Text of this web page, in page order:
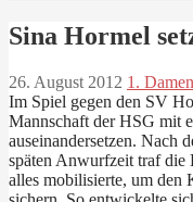
Sina Hormel
26. August 2012 1.
Im Spiel gegen den SV
Mannschaft der HSG mit
auseinandersetzen. Nach
späten Anwurfzeit traf die
alles mobilisierte, um den